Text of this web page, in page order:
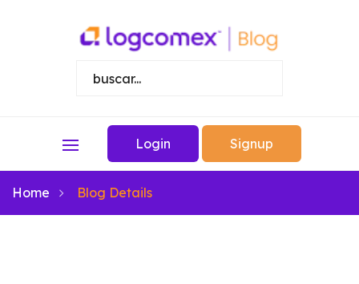
Login Signup
Home Blog Details